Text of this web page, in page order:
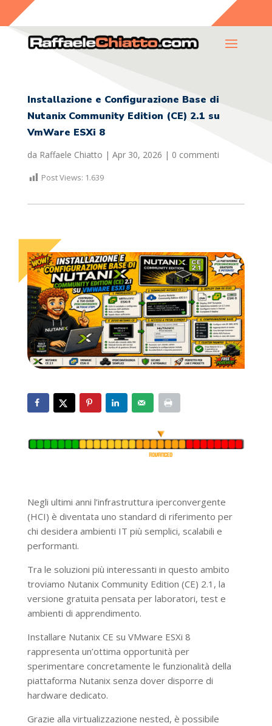
Installazione e Configurazione Base di
Nutanix Community Edition (CE) 2.1 su
VmWare ESXi 8
da Raffaele Chiatto | Apr 30, 2026 | 0 commenti
Post Views: 1.639
Negli ultimi anni l’infrastruttura iperconvergente
(HCI) è diventata uno standard di riferimento per
chi desidera ambienti IT più semplici, scalabili e
performanti.
Tra le soluzioni più interessanti in questo ambito
troviamo Nutanix Community Edition (CE) 2.1, la
versione gratuita pensata per laboratori, test e
ambienti di apprendimento.
Installare Nutanix CE su VMware ESXi 8
rappresenta un’ottima opportunità per
sperimentare concretamente le funzionalità della
piattaforma Nutanix senza dover disporre di
hardware dedicato.
Grazie alla virtualizzazione nested, è possibile